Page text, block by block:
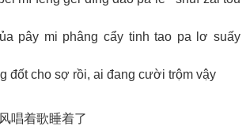
pây mi phâng cẩy tinh tao pa lơ suấy
đốt cho sợ rồi, ai đang cười trộm vậy
唱着歌睡着了